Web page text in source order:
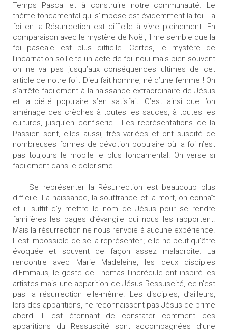
Temps Pascal et à construire notre communauté. Le
thème fondamental qui s’impose est évidemment la foi. La
foi en la Résurrection est difficile à vivre pleinement. En
comparaison avec le mystère de Noël, il me semble que la
foi pascale est plus difficile. Certes, le mystère de
l’incarnation sollicite un acte de foi inouï mais bien souvent
on ne va pas jusqu’aux conséquences ultimes de cet
article de notre foi : Dieu fait homme, né d’une femme ! On
s’arrête facilement à la naissance extraordinaire de Jésus
et la piété populaire s’en satisfait. C’est ainsi que l’on
aménage des crèches à toutes les sauces, à toutes les
cultures, jusqu’en confiserie… Les représentations de la
Passion sont, elles aussi, très variées et ont suscité de
nombreuses formes de dévotion populaire où la foi n’est
pas toujours le mobile le plus fondamental. On verse si
facilement dans le dolorisme.
Se représenter la Résurrection est beaucoup plus
difficile. La naissance, la souffrance et la mort, on connaît
et il suffit d’y mettre le nom de Jésus pour se rendre
familières les pages d’évangile qui nous les rapportent.
Mais la résurrection ne nous renvoie à aucune expérience.
Il est impossible de se la représenter ; elle ne peut qu’être
évoquée et souvent de façon assez maladroite. La
rencontre avec Marie Madeleine, les deux disciples
d’Emmaüs, le geste de Thomas l’incrédule ont inspiré les
artistes mais une apparition de Jésus Ressuscité, ce n’est
pas la résurrection elle-même. Les disciples, d’ailleurs,
lors des apparitions, ne reconnaissent pas Jésus de prime
abord. Il est étonnant de constater comment ces
apparitions du Ressuscité sont accompagnées d’une